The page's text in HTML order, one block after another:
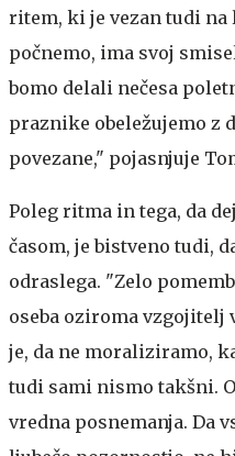
ritem, ki je vezan tudi na
počnemo, ima svoj
bomo delali nečesa
praznike obeležujemo z
povezane," pojasnjuje
Poleg ritma in tega, da
časom, je bistveno tudi,
odraslega. "Zelo
oseba oziroma vzgojitelj
je, da ne moraliziramo,
tudi sami nismo takšni.
vredna posnemanja. Da